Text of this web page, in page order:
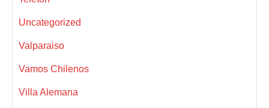
Uncategorized
Valparaiso
Vamos Chilenos
Villa Alemana